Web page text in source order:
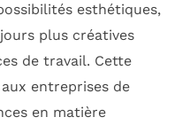
esthétiques,
plus créatives
de travail. Cette
entreprises de
en matière